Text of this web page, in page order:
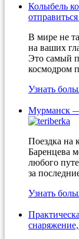
Колыбель
В мире не
на ваших
Это самый
космодром
Узнать
Мурманск —
Поездка на
Баренцева
любого
за
Узнать